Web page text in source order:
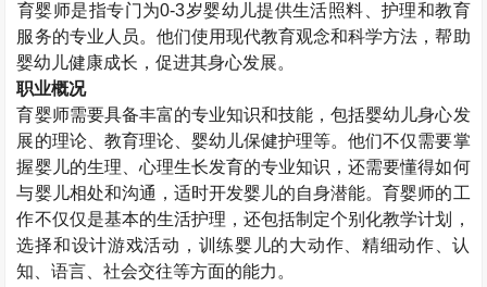
育婴师是指专门为0-3岁婴幼儿提供生活照料、护理和教育
服务的专业人员。他们使用现代教育观念和科学方法，帮助
婴幼儿健康成长，促进其身心发展。
职业概况
育婴师需要具备丰富的专业知识和技能，包括婴幼儿身心发
展的理论、教育理论、婴幼儿保健护理等。他们不仅需要掌
握婴儿的生理、心理生长发育的专业知识，还需要懂得如何
与婴儿相处和沟通，适时开发婴儿的自身潜能。育婴师的工
作不仅仅是基本的生活护理，还包括制定个别化教学计划，
选择和设计游戏活动，训练婴儿的大动作、精细动作、认
知、语言、社会交往等方面的能力 。